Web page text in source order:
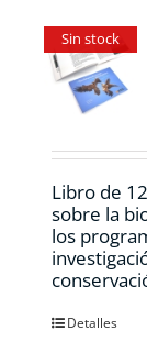
Sin stock
Libro de
sobre la
los
Detalles